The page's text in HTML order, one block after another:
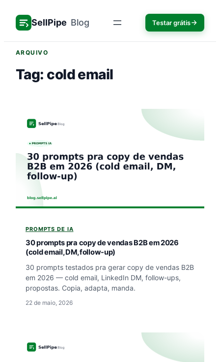
para
conteúdo
SellPipe Blog Testar grátis
ARQUIVO
Tag: cold email
PROMPTS DE IA
30 prompts pra copy de vendas B2B em 2026
(cold email, DM, follow-up)
30 prompts testados pra gerar copy de vendas B2B
em 2026 — cold email, LinkedIn DM, follow-ups,
propostas. Copia, adapta, manda.
22 de maio, 2026